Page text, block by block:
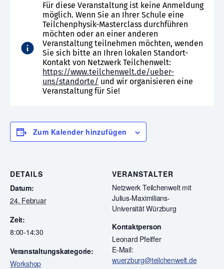
Für diese Veranstaltung ist keine Anmeldung
möglich. Wenn Sie an Ihrer Schule eine
Teilchenphysik-Masterclass durchführen
möchten oder an einer anderen
Veranstaltung teilnehmen möchten, wenden
Sie sich bitte an Ihren lokalen Standort-
Kontakt von Netzwerk Teilchenwelt:
https://www.teilchenwelt.de/ueber-
uns/standorte/ und wir organisieren eine
Veranstaltung für Sie!
Zum Kalender hinzufügen
DETAILS
Datum:
24. Februar
Zeit:
8:00-14:30
Veranstaltungskategorie:
Workshop
VERANSTALTER
Netzwerk Teilchenwelt mit
Julius-Maximilians-
Universität Würzburg
Kontaktperson
Leonard Pfeiffer
E-Mail:
wuerzburg@teilchenwelt.de